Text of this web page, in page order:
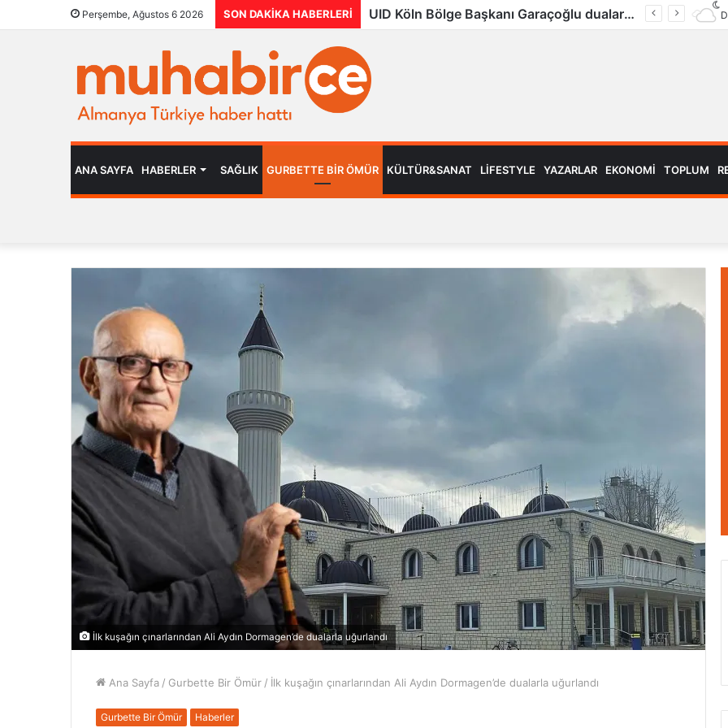
Perşembe, Ağustos 6 2026 SON DAKIKA HABERLERI Köln’de Tarihi MMA Gecesi: Furkan Uğur ilk maçını kazandı
ANA SAYFA HABERLER SAĞLIK GURBETTE BIR ÖMÜR KÜLTÜR&SANAT LIFESTYLE YAZARLAR EKONOMI TOPLUM
İlk kuşağın çınarlarından Ali Aydın Dormagen’de dualarla uğurlandı
Ana Sayfa / Gurbette Bir Ömür / İlk kuşağın çınarlarından Ali Aydın Dormagen’de dualarla uğurlandı
Gurbette Bir Ömür Haberler